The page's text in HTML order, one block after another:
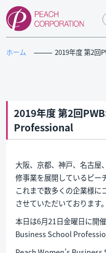
ホーム 2019年度 第2回
2019年度 第2回
Professional
大阪、京都、神戸、名古屋
修事業を展開しているピー
これまで数多くの企業様に
させていただいております。
本日は6月21日金曜日に開
Business School